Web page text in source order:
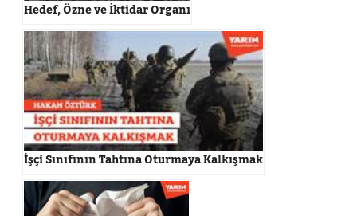
Hedef, Özne ve İktidar Organı
İşçi Sınıfının Tahtına Oturmaya Kalkışmak